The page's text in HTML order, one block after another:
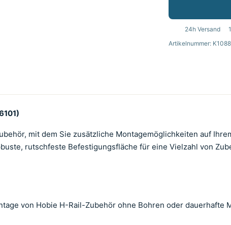
24h Versand
Artikelnummer:
mit dem Sie zusätzliche Montagemöglichkeiten auf
rutschfeste Befestigungsfläche für eine Vielzahl von
von Hobie H-Rail-Zubehör ohne Bohren oder dauerhafte